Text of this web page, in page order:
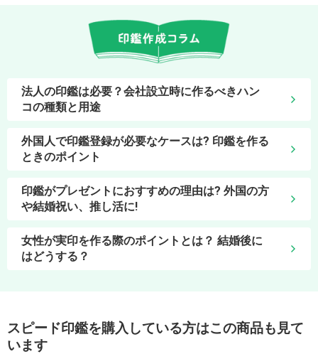
法人の印鑑は必要？会社設立時に作るべきハン
コの種類と用途
外国人で印鑑登録が必要なケースは? 印鑑を作る
ときのポイント
印鑑がプレゼントにおすすめの理由は? 外国の方
や結婚祝い、推し活に!
女性が実印を作る際のポイントとは？ 結婚後に
はどうする？
スピード印鑑を購入している方はこの商品も見て
います